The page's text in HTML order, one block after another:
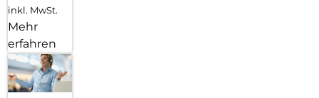
inkl. MwSt.
Mehr
erfahren